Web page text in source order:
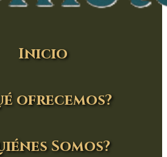
Inicio
ofrecemos?
Somos?